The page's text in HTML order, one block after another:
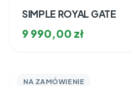
SIMPLE ROYAL GATE
9 990,00 zł
NA ZAMÓWIENIE